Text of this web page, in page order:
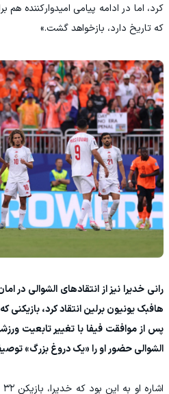
کرد، اما در ادامه پیامی امیدوارکننده
که تاریخ دارد، بازخواهد گشت.»
رانی خدیرا نیز از انتقادهای الشوالی در
هافبک یونیون برلین انتقاد کرد،
پس از موافقت فیفا با تغییر تابعیت
الشوالی حضور او را «یک دروغ بزرگ»